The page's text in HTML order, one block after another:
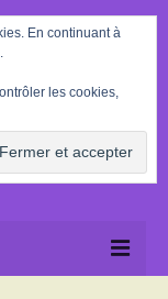
En continuant à
les cookies,